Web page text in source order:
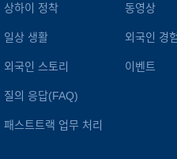
상하이 정착
일상 생활
외국인 스토리
질의 응답(FAQ)
패스트트랙 업무 처리
동영상
외국인 경
이벤트